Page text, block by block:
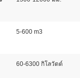
5-600 m3
60-6300 กิโลวัตต์